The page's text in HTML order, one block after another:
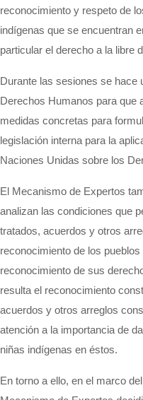
reconocimiento y respeto de
indígenas que se encuentran
particular el derecho a la libre
Durante las sesiones se hace
Derechos Humanos para que
medidas concretas para
legislación interna para la
Naciones Unidas sobre los
El Mecanismo de Expertos
analizan las condiciones que
tratados, acuerdos y otros
reconocimiento de los
reconocimiento de sus
resulta el reconocimiento
acuerdos y otros arreglos
atención a la importancia de
niñas indígenas en éstos.
En torno a ello, en el marco